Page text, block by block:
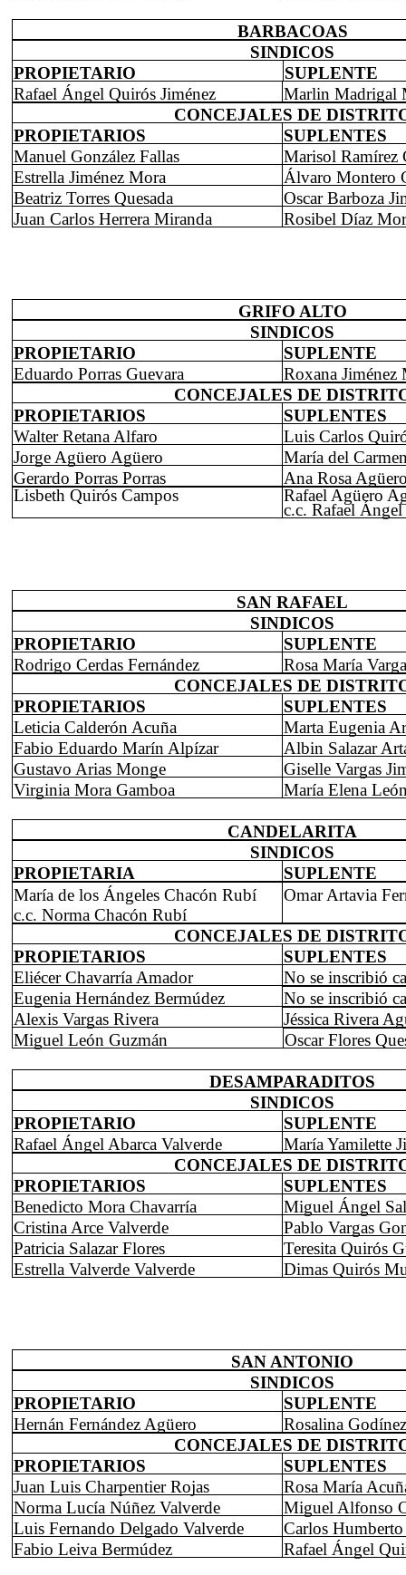
BARBACOAS
SINDICOS
PROPIETARIO
SUPLENTE
Rafael Ángel Quirós Jiménez
Marlin Madrigal
CONCEJALES DE
PROPIETARIOS
SUPLENTES
Manuel González Fallas
Marisol Ramírez
Estrella Jiménez Mora
Álvaro Montero
Beatriz Torres Quesada
Oscar Barboza
Juan Carlos Herrera Miranda
Rosibel Díaz
GRIFO ALTO
SINDICOS
PROPIETARIO
SUPLENTE
Eduardo Porras Guevara
Roxana Jiménez
CONCEJALES DE
PROPIETARIOS
SUPLENTES
Walter Retana Alfaro
Luis Carlos
Jorge Agüero Agüero
María del
Gerardo Porras Porras
Ana Rosa
Lisbeth Quirós Campos
Rafael Agüero
c.c. Rafael
SAN RAFAEL
SINDICOS
PROPIETARIO
SUPLENTE
Rodrigo Cerdas Fernández
Rosa María
CONCEJALES DE
PROPIETARIOS
SUPLENTES
Leticia Calderón Acuña
Marta Eugenia
Fabio Eduardo Marín Alpízar
Albin Salazar
Gustavo Arias Monge
Giselle Vargas
Virginia Mora Gamboa
María Elena
CANDELARITA
SINDICOS
PROPIETARIA
SUPLENTE
María de los Ángeles Chacón Rubí
Omar Artavia
c.c. Norma Chacón Rubí
CONCEJALES DE
PROPIETARIOS
SUPLENTES
Eliécer Chavarría Amador
No se inscribió
Eugenia Hernández Bermúdez
No se inscribió
Alexis Vargas Rivera
Jéssica Rivera
Miguel León Guzmán
Oscar Flores
DESAMPARADITOS
SINDICOS
PROPIETARIO
SUPLENTE
Rafael Ángel Abarca Valverde
María Yamilette
CONCEJALES DE
PROPIETARIOS
SUPLENTES
Benedicto Mora Chavarría
Miguel Ángel
Cristina Arce Valverde
Pablo Vargas
Patricia Salazar Flores
Teresita Quirós
Estrella Valverde Valverde
Dimas Quirós
SAN ANTONIO
SINDICOS
PROPIETARIO
SUPLENTE
Hernán Fernández Agüero
Rosalina
CONCEJALES DE
PROPIETARIOS
SUPLENTES
Juan Luis Charpentier Rojas
Rosa María
Norma Lucía Núñez Valverde
Miguel Alfonso
Luis Fernando Delgado Valverde
Carlos
Fabio Leiva Bermúdez
Rafael Ángel